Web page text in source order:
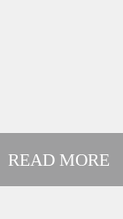
READ MORE